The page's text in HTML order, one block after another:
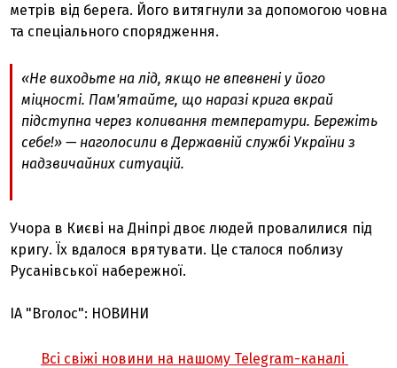
метрів від берега. Його витягнули за допомогою човна
та спеціального спорядження.
«Не виходьте на лід, якщо не впевнені у його
міцності. Пам'ятайте, що наразі крига вкрай
підступна через коливання температури. Бережіть
себе!» — наголосили в Державній службі України з
надзвичайних ситуацій.
Учора в Києві на Дніпрі двоє людей провалилися під
кригу. Їх вдалося врятувати. Це сталося поблизу
Русанівської набережної.
ІА "Вголос": НОВИНИ
Всі свіжі новини на нашому Telegram-каналі